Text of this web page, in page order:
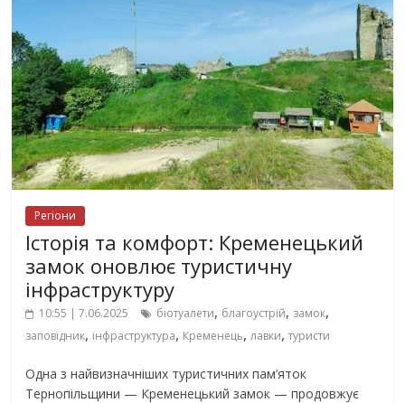
Регіони
Історія та комфорт: Кременецький
замок оновлює туристичну
інфраструктуру
10:55 | 7.06.2025 біотуалети, благоустрій, замок,
заповідник, інфраструктура, Кременець,лавки,туристи
Одна з найвизначніших туристичних пам’яток
Тернопільщини — Кременецький замок — продовжує